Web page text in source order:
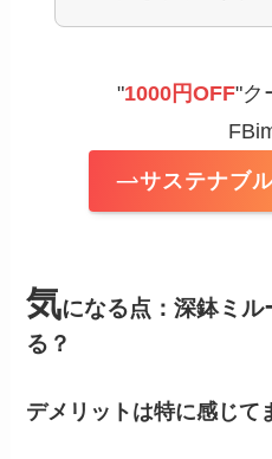
"1000円OFF"ク
サステナブ
気になる点：深鉢ミ
る？
デメリットは特に感じて